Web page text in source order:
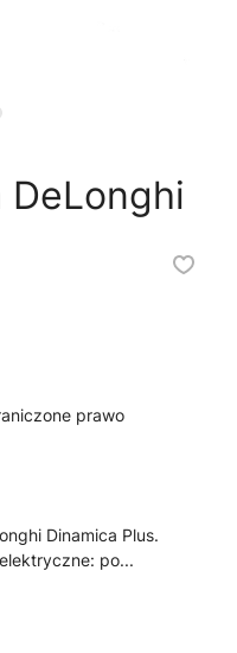
DeLonghi
prawo
Dinamica Plus.
po...